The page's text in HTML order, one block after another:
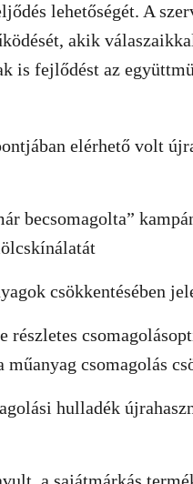
lehetőségét. A
akik
is fejlődést az
elérhető volt
becsomagolta”
csökkentésében
részletes
csomagolás
hulladék